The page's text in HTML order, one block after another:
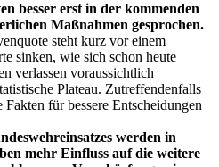
besser erst in der kommenden
Maßnahmen gesprochen.
steht kurz vor einem
sinken, wie sich schon heute
verlassen voraussichtlich
Plateau. Zutreffendenfalls
Fakten für bessere Entscheidungen
werden in
mehr Einfluss auf die weitere